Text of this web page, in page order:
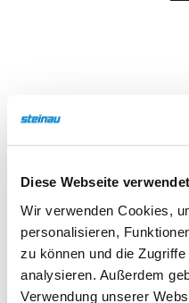
Diese Webseite
Wir verwenden Cookies,
personalisieren,
zu können und die
analysieren. Außerdem
Verwendung unserer
Beschreibung